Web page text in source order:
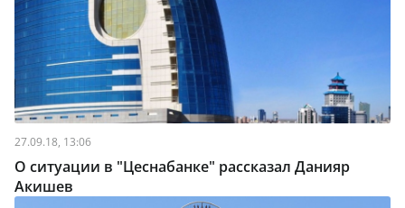
27.09.18, 13:06
О ситуации в "Цеснабанке" рассказал Данияр
Акишев